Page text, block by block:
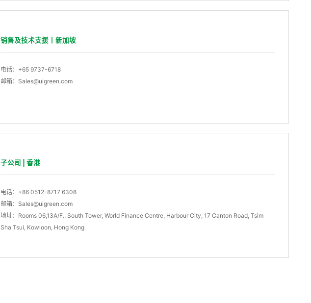
销售及技术支援丨新加坡
电话：+65 9737-6718
邮箱：Sales@uigreen.com
子公司 | 香港
电话：+86 0512-8717 6308
邮箱：Sales@uigreen.com
地址：Rooms 06,13A/F., South Tower, World Finance Centre, Harbour City, 17 Canton Road, Tsim
Sha Tsui, Kowloon, Hong Kong